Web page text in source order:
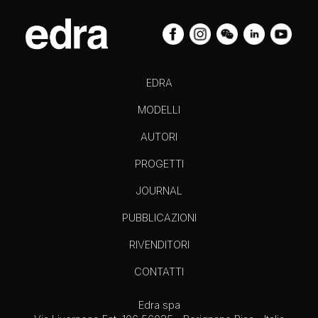
EDRA
MODELLI
AUTORI
PROGETTI
JOURNAL
PUBBLICAZIONI
RIVENDITORI
CONTATTI
Edra spa